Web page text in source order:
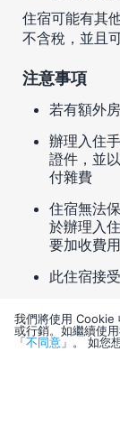
住宿可能有其
不含稅，並且
注意事項
若有額外
辦理入住
證件，並
付雜費
住宿無法
於辦理入
要加收費用
此住宿接
住宿有二
此住宿設
我們將使用 Cookie
或行銷。如繼續使
「不同意 」。 如您